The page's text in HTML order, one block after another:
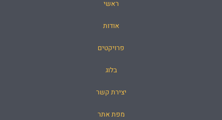
ראשי
אודות
פרויקטים
בלוג
יצירת קשר
מפת אתר